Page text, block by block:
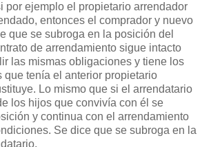
de Vivienda en Propiedad
práctico
por ejemplo el propietario arrendador
entonces el comprador y nuevo
que se subroga en la posición del
de arrendamiento sigue intacto
las mismas obligaciones y tiene los
que tenía el anterior propietario
Lo mismo que si el arrendatario
los hijos que convivía con él se
y continua con el arrendamiento
Se dice que se subroga en la